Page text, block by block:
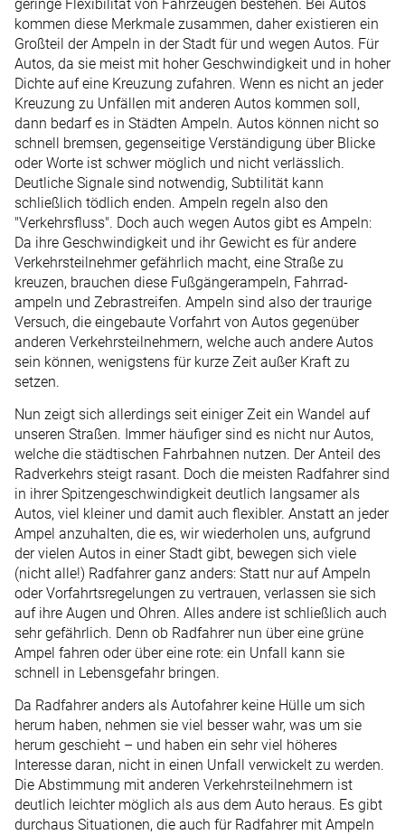
geringe Flexibilität von Fahrzeugen bestehen. Bei Autos
kommen diese Merk­male zusammen, daher existieren ein
Großteil der Ampeln in der Stadt für und wegen Autos. Für
Autos, da sie meist mit hoher Geschwindigkeit und in hoher
Dichte auf eine Kreuzung zufahren. Wenn es nicht an jeder
Kreuzung zu ­Unfällen mit anderen Autos kommen soll,
dann bedarf es in Städten ­Ampeln. Autos können nicht so
schnell bremsen, gegenseitige Verständigung über Blicke
oder Worte ist schwer möglich und nicht verlässlich.
Deutliche Signale sind notwendig, Subtilität kann
schließlich tödlich enden. Ampeln regeln also den
"Verkehrsfluss". Doch auch wegen Autos gibt es Ampeln:
Da ihre Geschwindigkeit und ihr Gewicht es für andere
Verkehrsteilnehmer gefährlich macht, eine Straße zu
kreuzen, brauchen diese Fußgängerampeln, Fahrrad­
ampeln und Zebrastreifen. Ampeln sind also der traurige
Versuch, die eingebaute Vorfahrt von Autos gegenüber
anderen Verkehrsteilnehmern, welche auch andere Autos
sein können, wenigstens für kurze Zeit außer Kraft zu
setzen.
Nun zeigt sich allerdings seit einiger Zeit ein Wandel auf
unseren Straßen. Immer häufiger sind es nicht nur Autos,
welche die städtischen Fahrbahnen nutzen. Der Anteil des
Radverkehrs steigt rasant. Doch die meisten Radfahrer sind
in ihrer Spitzengeschwindigkeit deutlich langsamer als
Autos, viel kleiner und damit auch flexibler. Anstatt an jeder
Ampel anzuhalten, die es, wir wiederholen uns, aufgrund
der vielen Autos in einer Stadt gibt, bewegen sich viele
(nicht alle!) Radfahrer ganz anders: Statt nur auf Ampeln
oder Vorfahrtsregelungen zu vertrauen, verlassen sie sich
auf ihre Augen und Ohren. Alles andere ist schließlich auch
sehr gefährlich. Denn ob Radfahrer nun über eine grüne
Ampel fahren oder über eine rote: ein Unfall kann sie
schnell in Lebensgefahr bringen.
Da Radfahrer anders als Autofahrer keine Hülle um sich
herum haben, nehmen sie viel besser wahr, was um sie
herum geschieht – und haben ein sehr viel höheres
Interesse daran, nicht in einen Unfall verwickelt zu werden.
Die Abstimmung mit anderen Verkehrsteilnehmern ist
deutlich leichter möglich als aus dem Auto heraus. Es gibt
durchaus Situationen, die auch für Radfahrer mit Ampeln